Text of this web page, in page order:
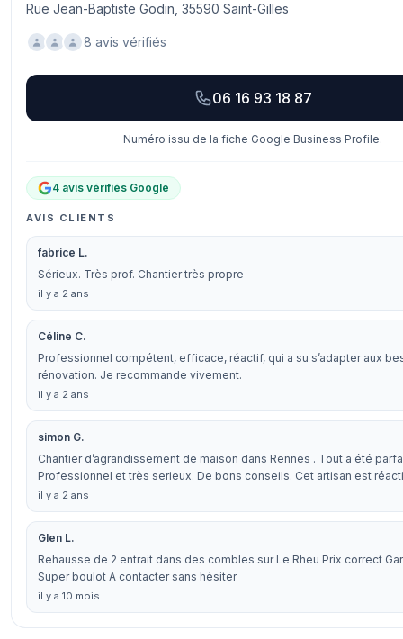
Rue Jean-Baptiste Godin, 35590 Saint-Gilles
8 avis vérifiés
06 16 93 18 87
Numéro issu de la fiche Google Business Profile.
4 avis vérifiés Google
AVIS CLIENTS
fabrice L.
Sérieux. Très prof. Chantier très propre
il y a 2 ans
Céline C.
Professionnel compétent, efficace, réactif, qui a su s’adapter aux
rénovation. Je recommande vivement.
il y a 2 ans
simon G.
Chantier d’agrandissement de maison dans Rennes . Tout a été
Professionnel et très serieux. De bons conseils. Cet artisan est
il y a 2 ans
Glen L.
Rehausse de 2 entrait dans des combles sur Le Rheu Prix correct
Super boulot A contacter sans hésiter
il y a 10 mois